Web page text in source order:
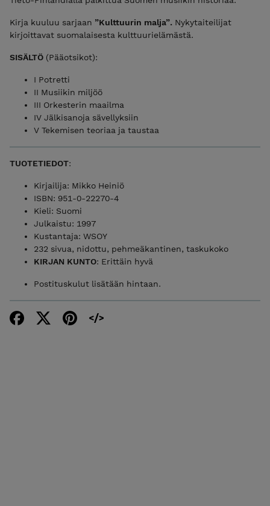
Kirja kuuluu sarjaan ”Kulttuurin malja”. Nykytaiteilijat
kirjoittavat suomalaisesta kulttuurielämästä.
SISÄLTÖ (Pääotsikot):
I Potretti
II Musiikin miljöö
III Orkesterin maailma
IV Jälkisanoja sävellyksiin
V Tekemisen teoriaa ja taustaa
TUOTETIEDOT:
Kirjailija: Mikko Heiniö
ISBN: 951-0-22270-4
Kieli: Suomi
Julkaistu: 1997
Kustantaja: WSOY
232 sivua, nidottu, pehmeäkantinen, taskukoko
KIRJAN KUNTO: Erittäin hyvä
Postituskulut lisätään hintaan.